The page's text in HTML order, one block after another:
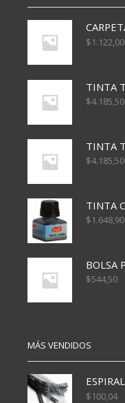
$1.122,00
$4.185,50
$4.185,50
$1.648,90
$544,50
MÁS VENDIDOS
$100,04